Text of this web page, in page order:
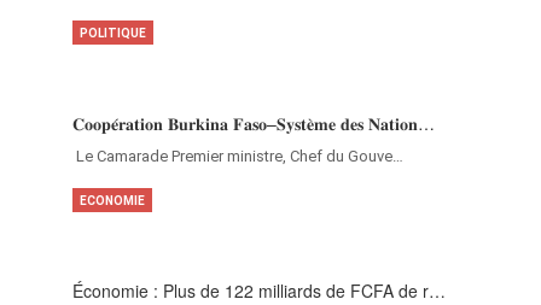
𝐂𝐨𝐨𝐩𝐞́𝐫𝐚𝐭𝐢𝐨𝐧 𝐁𝐮𝐫𝐤𝐢𝐧𝐚 𝐅𝐚𝐬𝐨–𝐒𝐲𝐬𝐭𝐞̀𝐦𝐞 𝐝𝐞𝐬 𝐍𝐚𝐭𝐢𝐨𝐧…
‎Le Camarade Premier ministre, Chef du Gouve…
POLITIQUE
Économie : Plus de 122 milliards de FCFA de r…
ECONOMIE